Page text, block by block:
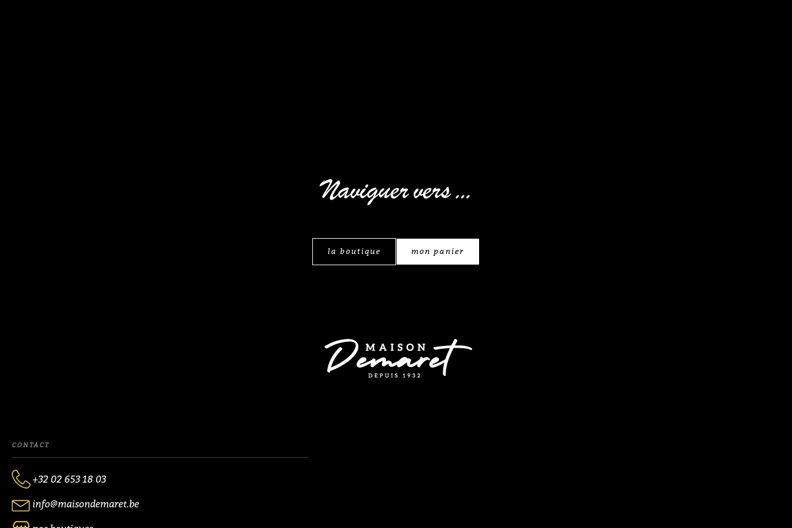
Naviguer vers ...
la boutique mon panier
CONTACT
+32 02 653 18 03
info@maisondemaret.be